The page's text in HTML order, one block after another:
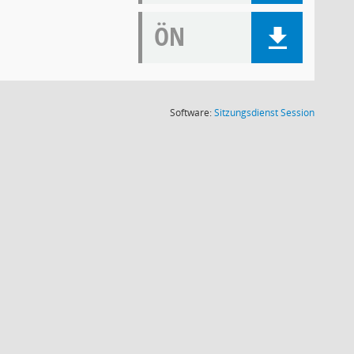
ÖN
Software:SitzungsdienstSession(Wird in